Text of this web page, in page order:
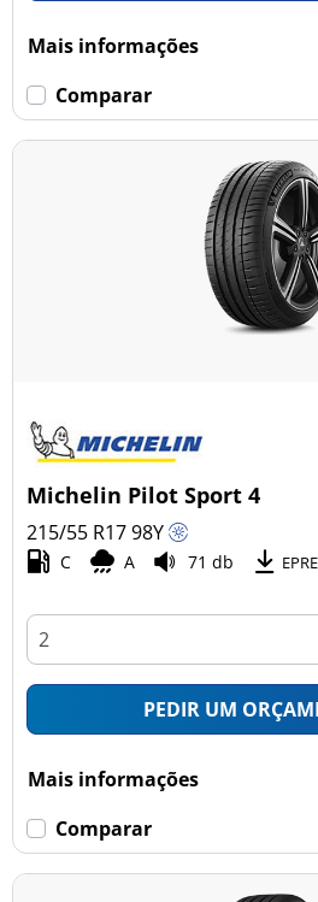
Mais informações
Comparar
Michelin Pilot Sport 4
215/55 R1798Y
C A 71 db
PEDIR UM
Mais informações
Comparar